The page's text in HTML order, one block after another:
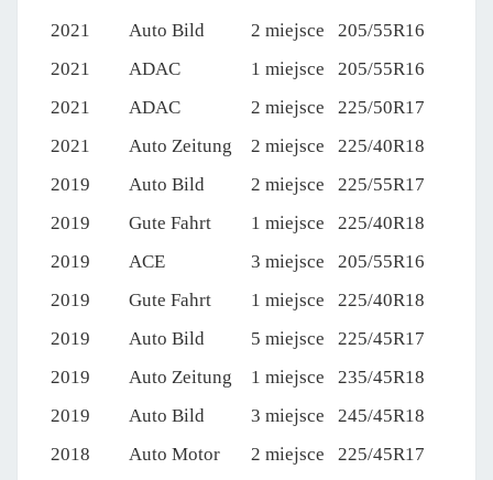
2021 Auto Bild 2 miejsce
205/55R16
2021
ADAC 1 miejsce
205/55R16
2021
ADAC 2 miejsce
225/50R17
2021
Auto Zeitung 2 miejsce
225/40R18
2019
Auto Bild 2 miejsce
225/55R17
2019
Gute Fahrt 1 miejsce
225/40R18
2019
ACE 3 miejsce
205/55R16
2019
Gute Fahrt 1 miejsce
225/40R18
2019
Auto Bild 5 miejsce
225/45R17
2019
Auto Zeitung 1 miejsce
235/45R18
2019
Auto Bild 3 miejsce
245/45R18
2018
Auto Motor 2 miejsce
225/45R17